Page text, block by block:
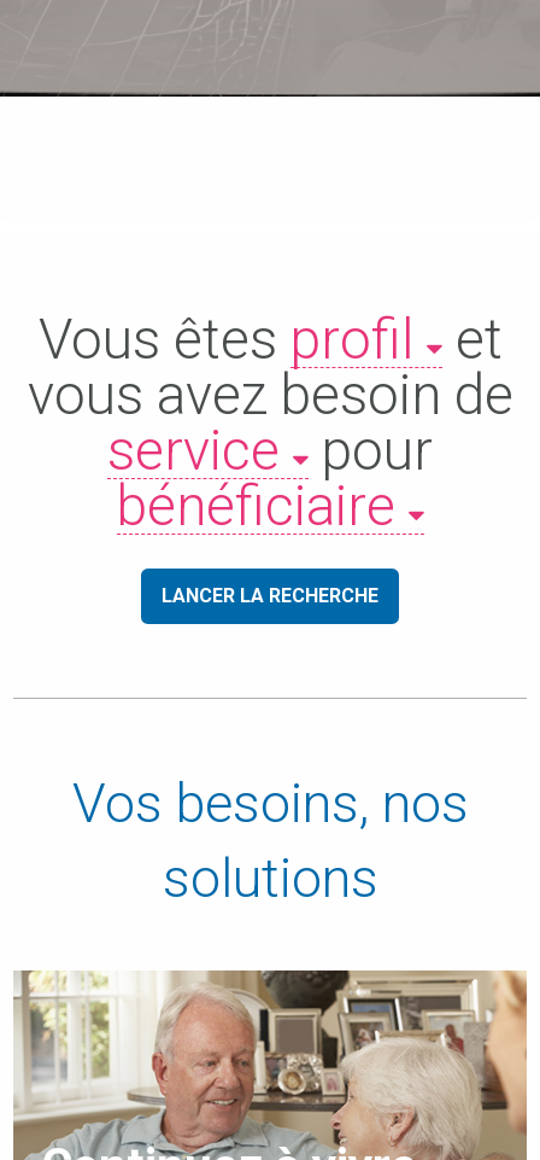
Vous êtes profil
et
vous avez besoin de
service
pour
bénéficiaire
LANCER LA RECHERCHE
Vos besoins, nos
solutions